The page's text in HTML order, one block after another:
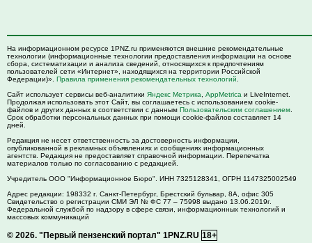
На информационном ресурсе 1PNZ.ru применяются внешние рекомендательные
технологии (информационные технологии предоставления информации на основе
сбора, систематизации и анализа сведений, относящихся к предпочтениям
пользователей сети «Интернет», находящихся на территории Российской
Федерации)». Правила применения рекомендательных технологий
Сайт использует сервисы веб-аналитики Яндекс Метрика AppMetrica и LiveInternet.
Продолжая использовать этот Сайт, вы соглашаетесь с использованием cookie-
файлов и других данных в соответствии с данным Пользовательским соглашением
Срок обработки персональных данных при помощи cookie-файлов составляет 14
дней.
Редакция не несет ответственность за достоверность информации,
опубликованной в рекламных объявлениях и сообщениях информационных
агентств. Редакция не предоставляет справочной информации. Перепечатка
материалов только по согласованию с редакцией.
Учредитель ООО "Информационное Бюро". ИНН 7325128341, ОГРН 1147325002549
Адрес редакции: 198332 г. Санкт-Петербург, Брестский бульвар, 8А, офис 305
Свидетельство о регистрации СМИ ЭЛ № ФС 77 – 75998 выдано 13.06.2019г.
Федеральной службой по надзору в сфере связи, информационных технологий и
массовых коммуникаций
© 2026. "Первый пензенский портал" 1PNZ.RU 18+